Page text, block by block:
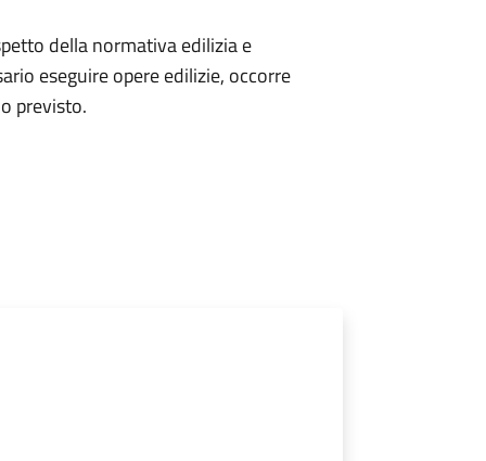
della normativa edilizia e
eseguire opere edilizie, occorre
previsto.